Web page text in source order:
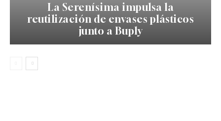
La Serenísima impulsa la
reutilización de envases plásticos
junto a Buply